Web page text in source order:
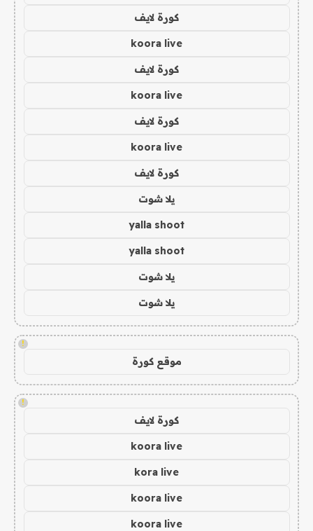
كورة لايف
koora live
كورة لايف
koora live
كورة لايف
koora live
كورة لايف
يلا شوت
yalla shoot
yalla shoot
يلا شوت
يلا شوت
!
موقع كورة
!
كورة لايف
koora live
kora live
koora live
koora live